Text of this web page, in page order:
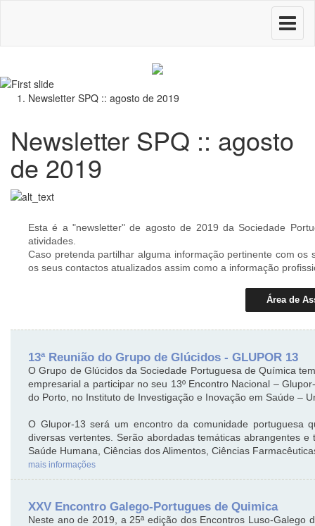
Toggle
Newsletter SPQ :: agosto de 2019
Newsletter SPQ :: agosto
de 2019
Esta é a "newsletter" de agosto de 2019 da Sociedade
atividades.
Caso pretenda partilhar alguma informação pertinente com
os seus contactos atualizados assim como a informação
Área de
13ª Reunião do Grupo de Glúcidos - GLUPOR 13
O Grupo de Glúcidos da Sociedade Portuguesa de Química
empresarial a participar no seu 13º Encontro Nacional –
do Porto, no Instituto de Investigação e Inovação em Saúde –
O Glupor-13 será um encontro da comunidade portuguesa
diversas vertentes. Serão abordadas temáticas abrangentes
Saúde Humana, Ciências dos Alimentos, Ciências
mais informações
XXV Encontro Galego-Portugues de Quimica
Neste ano de 2019, a 25ª edição dos Encontros Luso-